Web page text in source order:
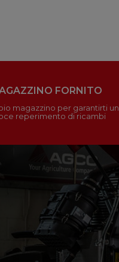
FORNITO
magazzino per garantirti un
reperimento di ricambi